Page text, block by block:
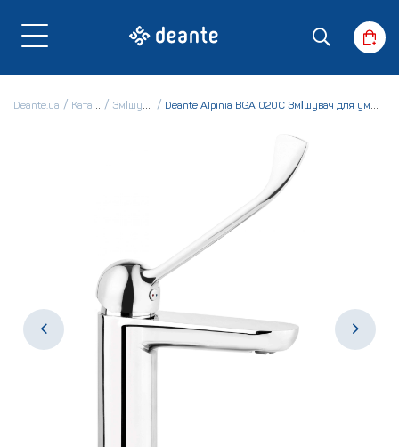
Deante.ua Каталог Змішувачі Deante Alpinia BGA 020C Змішувач для умивальника